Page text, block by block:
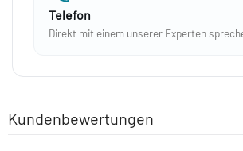
Telefon
Direkt mit einem unserer Experten
Kundenbewertungen